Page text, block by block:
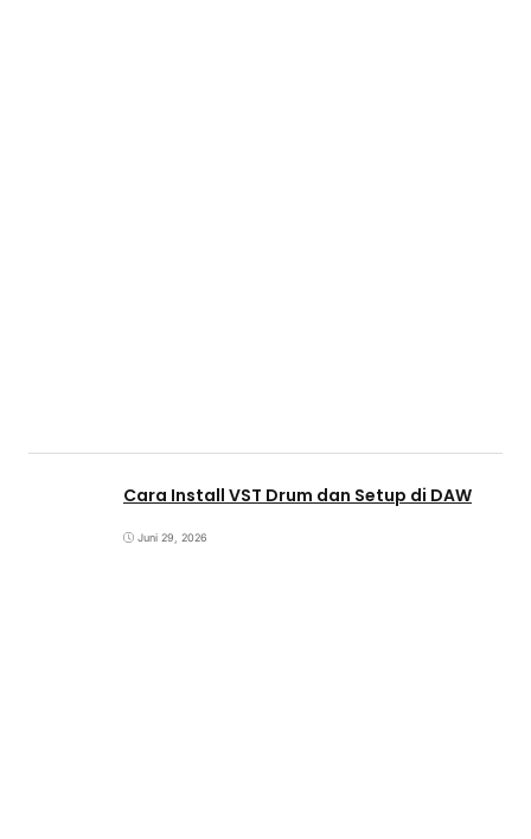
Cara Install VST Drum dan Setup di DAW
Juni 29, 2026